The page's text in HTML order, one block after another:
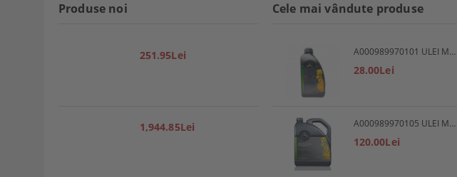
Produse noi
251.95Lei
1,944.85Lei
Cele mai vândute produse
A000989970101 ULEI MOTOR 5W30 1L MERCEDES
28.00Lei
A000989970105 ULEI MOTOR 5W30 5L MERCEDES
120.00Lei